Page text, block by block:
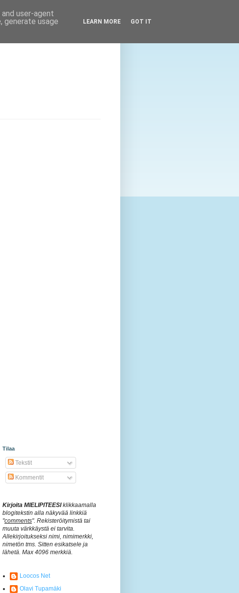
Tilaa
Tekstit
Kommentit
Kirjoita MIELIPITEESIklikkaamalla
blogitekstin alla näkyvää linkkiä
"comments". Rekisteröitymistä tai
muuta värkkäystä ei tarvita.
Allekirjoitukseksi nimi, nimimerkki,
nimetön tms. Sitten esikatsele ja
lähetä. Max 4096 merkkiä.
Loocos Net
Olavi Tupamäki
user-agent
generate usage
LEARN MORE GOT IT